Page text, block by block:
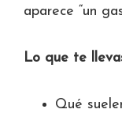
aparece “un
Lo que te
Qué